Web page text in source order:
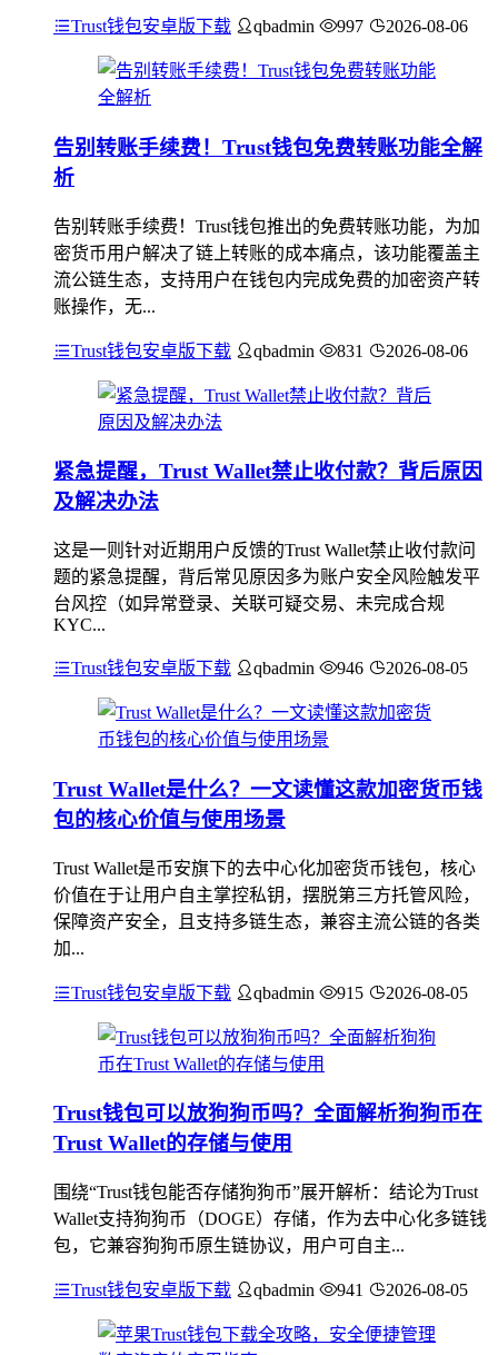
Trust钱包安卓版下载 qbadmin 997 2026-08-06
告别转账手续费！Trust钱包免费转账功能全解
析
告别转账手续费！Trust钱包推出的免费转账功能，为加
密货币用户解决了链上转账的成本痛点，该功能覆盖主
流公链生态，支持用户在钱包内完成免费的加密资产转
账操作，无...
Trust钱包安卓版下载 qbadmin 831 2026-08-06
紧急提醒，Trust Wallet禁止收付款？背后原因
及解决办法
这是一则针对近期用户反馈的Trust Wallet禁止收付款问
题的紧急提醒，背后常见原因多为账户安全风险触发平
台风控（如异常登录、关联可疑交易、未完成合规
KYC...
Trust钱包安卓版下载 qbadmin 946 2026-08-05
Trust Wallet是什么？一文读懂这款加密货币钱
包的核心价值与使用场景
Trust Wallet是币安旗下的去中心化加密货币钱包，核心
价值在于让用户自主掌控私钥，摆脱第三方托管风险，
保障资产安全，且支持多链生态，兼容主流公链的各类
加...
Trust钱包安卓版下载 qbadmin 915 2026-08-05
Trust钱包可以放狗狗币吗？全面解析狗狗币在
Trust Wallet的存储与使用
围绕“Trust钱包能否存储狗狗币”展开解析：结论为Trust
Wallet支持狗狗币（DOGE）存储，作为去中心化多链钱
包，它兼容狗狗币原生链协议，用户可自主...
Trust钱包安卓版下载 qbadmin 941 2026-08-05